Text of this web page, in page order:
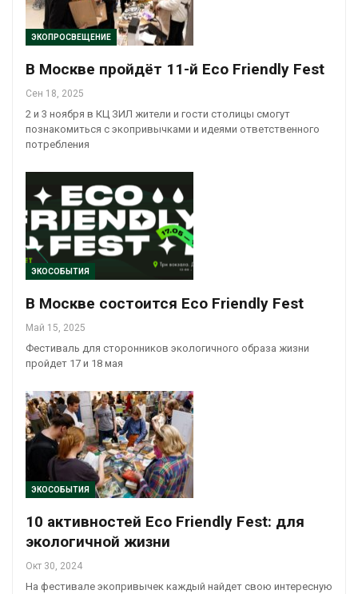
ЭКОПРОСВЕЩЕНИЕ
В Москве пройдёт 11-й Eco Friendly Fest
Сен 18, 2025
2 и 3 ноября в КЦ ЗИЛ жители и гости столицы смогут
познакомиться с экопривычками и идеями ответственного
потребления
ЭКОСОБЫТИЯ
В Москве состоится Eco Friendly Fest
Май 15, 2025
Фестиваль для сторонников экологичного образа жизни
пройдет 17 и 18 мая
ЭКОСОБЫТИЯ
10 активностей Eco Friendly Fest: для
экологичной жизни
Окт 30, 2024
На фестивале экопривычек каждый найдет свою интересную